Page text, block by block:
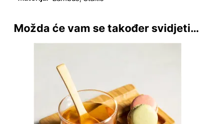
Možda će vam se također svidjeti…